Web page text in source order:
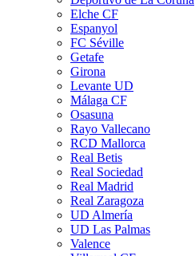
Elche CF
Espanyol
FC Séville
Getafe
Girona
Levante UD
Málaga CF
Osasuna
Rayo Vallecano
RCD Mallorca
Real Betis
Real Sociedad
Real Madrid
Real Zaragoza
UD Almería
UD Las Palmas
Valence